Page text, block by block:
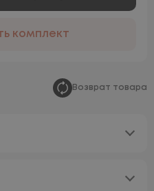
комплект
Возврат товара